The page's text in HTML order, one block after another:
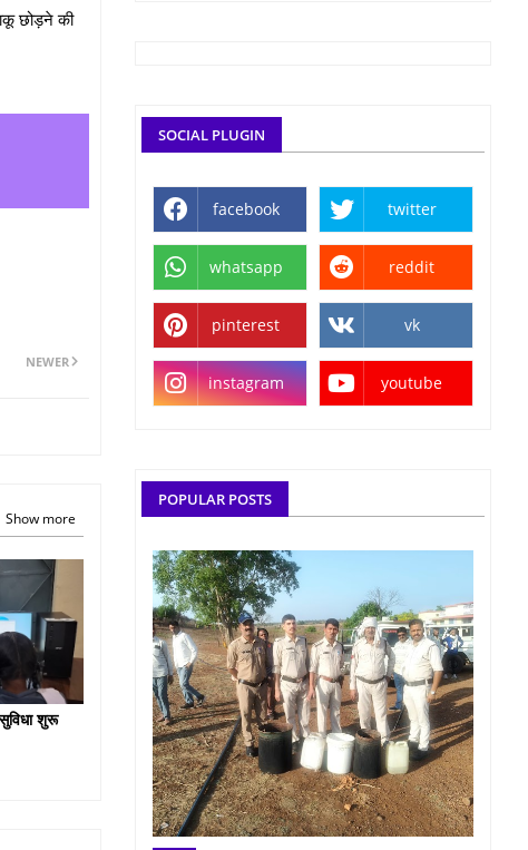
छोड़ने की
NEWER
Show more
शुरू
SOCIAL PLUGIN
facebook twitter
whatsapp reddit
pinterest vk
instagram youtube
POPULAR POSTS